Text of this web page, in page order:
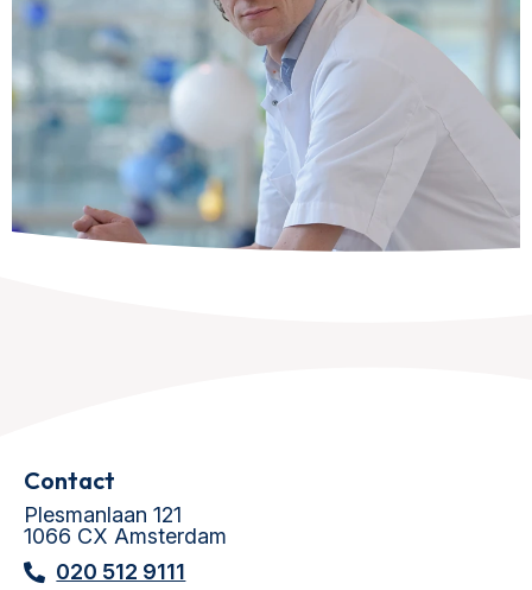
Contact
Plesmanlaan 121
1066 CX Amsterdam
020 512 9111